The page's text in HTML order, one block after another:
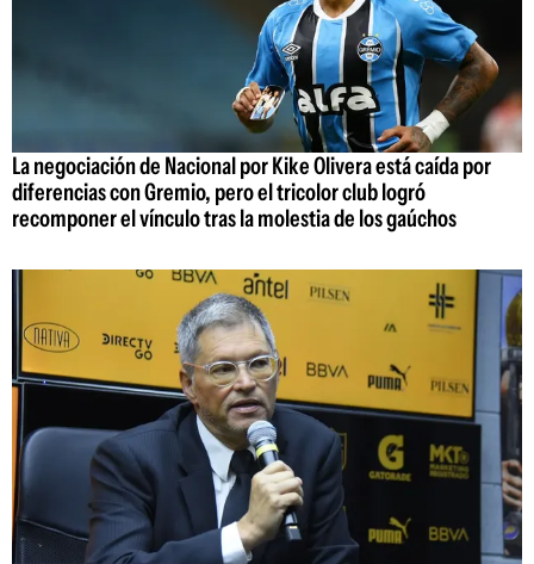
La negociación de Nacional por Kike Olivera está caída por
diferencias con Gremio, pero el tricolor club logró
recomponer el vínculo tras la molestia de los gaúchos